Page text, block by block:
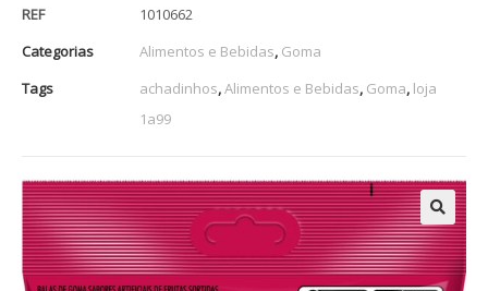
REF
1010662
Categorias
Alimentos e Bebidas, Goma
Tags
achadinhos,Alimentos e Bebidas, Goma, loja
1a99
🔍